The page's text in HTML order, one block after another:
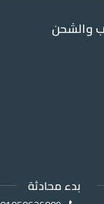
والشحن
بدء محادثة